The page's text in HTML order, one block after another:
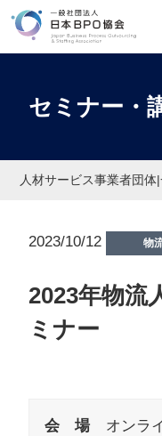
セミナー・
人材サービス事業者団
2023/10/12 物
2023年物流
ミナー
会 場 オンラ